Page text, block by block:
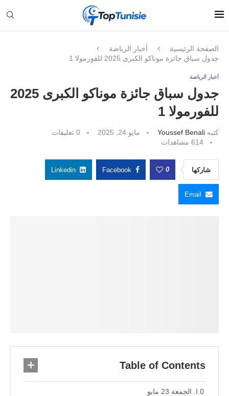
الصفحة الرئيسية
أخبار الرياضة
جدول سباق جائزة موناكو الكبرى 2025 للفورمولا 1
أخبار الرياضة
جدول سباق جائزة موناكو الكبرى 2025
للفورمولا 1
كتبه Youssef Benali مايو 24, 2025
0 تعليقات
614 مشاهدات
شاركها 0
Facebook
Linkedin
Email
Table of Contents
الجمعة 23 مايو